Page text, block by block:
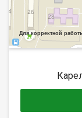
Для корректной